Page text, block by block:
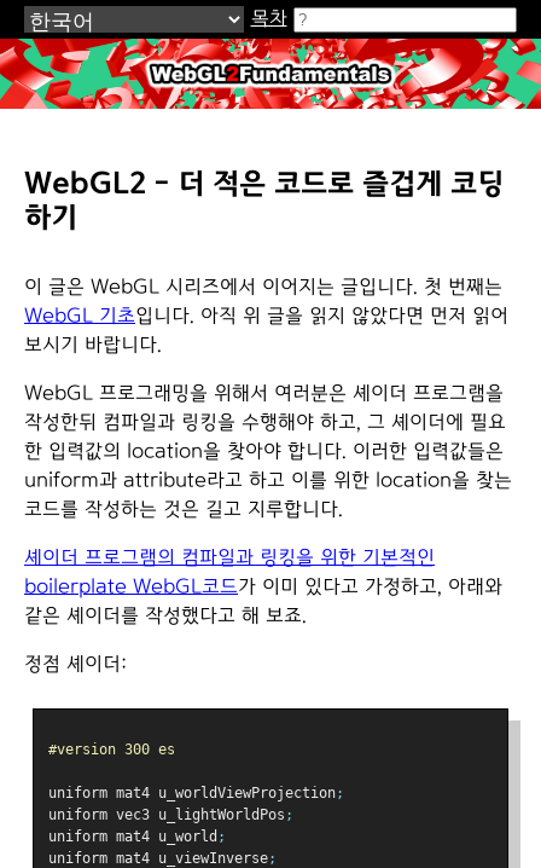
목차
WebGL2Fundamentals.org
WebGL2 - 더 적은 코드로 즐겁게 코딩
하기
이 글은 WebGL 시리즈에서 이어지는 글입니다. 첫 번째는
WebGL 기초입니다. 아직 위 글을 읽지 않았다면 먼저 읽어
보시기 바랍니다.
WebGL 프로그래밍을 위해서 여러분은 셰이더 프로그램을
작성한뒤 컴파일과 링킹을 수행해야 하고, 그 셰이더에 필요
한 입력값의 location을 찾아야 합니다. 이러한 입력값들은
uniform과 attribute라고 하고 이를 위한 location을 찾는
코드를 작성하는 것은 길고 지루합니다.
셰이더 프로그램의 컴파일과 링킹을 위한 기본적인
boilerplate WebGL코드가 이미 있다고 가정하고, 아래와
같은 셰이더를 작성했다고 해 보죠.
정점 셰이더:
#version 300 es
uniform mat4 u_worldViewProjection;
uniform vec3 u_lightWorldPos ;
uniform mat4 u_world ;
uniform mat4 u_viewInverse;